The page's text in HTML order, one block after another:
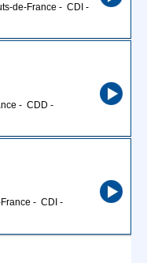
de-France - CDI -
- CDD -
- CDI -